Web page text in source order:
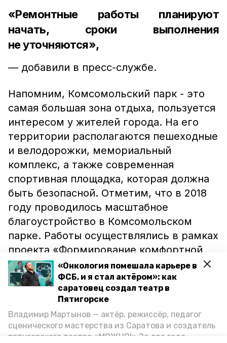
«Онкология помешала карьере в
ФСБ, и я стал актёром»: как
саратовец создал театр в
Пятигорске
Владимир Мартынов — актёр, режиссёр, педагог
сценического мастерства из Саратова и создатель
пятигорского театра «МОЖНО!» За два года
«Ремонтные работы планируют
начать, сроки выполнения
не уточняются»,
— добавили в пресс-службе.
Напомним, Комсомольский парк - это
самая большая зона отдыха, пользуется
интересом у жителей города. На его
территории располагаются пешеходные
и велодорожки, мемориальный
комплекс, а также современная
спортивная площадка, которая должна
быть безопасной. Отметим, что в 2018
году проводилось масштабное
благоустройство в Комсомольском
парке. Работы осуществлялись в рамках
проекта «Формирование комфортной
городской среды».
Подписывайтесь на нас вВКонтакте
и Telegram
ремонт пятигорск дети